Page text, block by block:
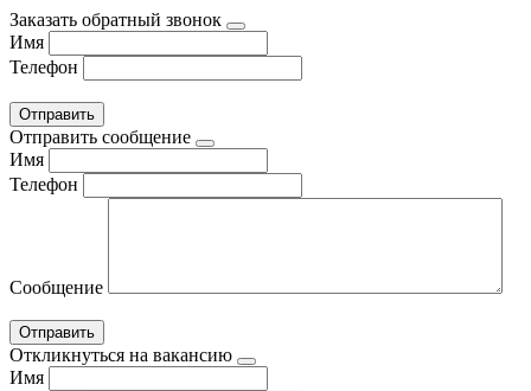
Заказать обратный звонок
Имя
Телефон
Отправить сообщение
Имя
Телефон
Сообщение
Откликнуться на вакансию
Имя